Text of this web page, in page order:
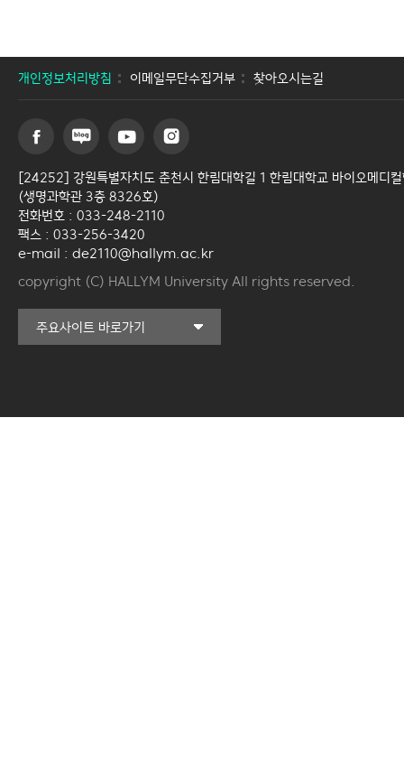
개인정보처리방침 이메일무단수집거부 찾아오시는길
[24252] 강원특별자치도 춘천시 한림대학길 1 한림대학교 바이오메디
(생명과학관 3층 8326호)
전화번호 : 033-248-2110
팩스 : 033-256-3420
e-mail : de2110@hallym.ac.kr
copyright (C) HALLYM University All rights reserved.
주요사이트 바로가기
커뮤니티교육원
국제학생증신청